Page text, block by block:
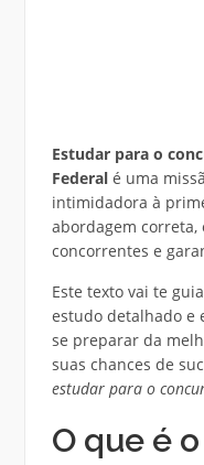
Estudar para o
Federalé uma
intimidadora à
abordagem correta,
concorrentes e
Este texto vai te
estudo detalhado e
se preparar da
suas chances de
estudar para o
O que é